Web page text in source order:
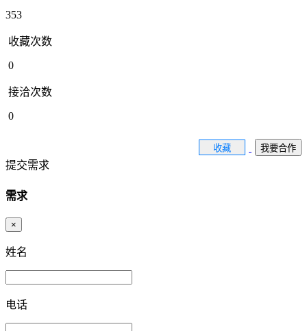
353
收藏次数
0
接洽次数
0
收藏 我要合作
提交需求
需求
×
姓名
电话